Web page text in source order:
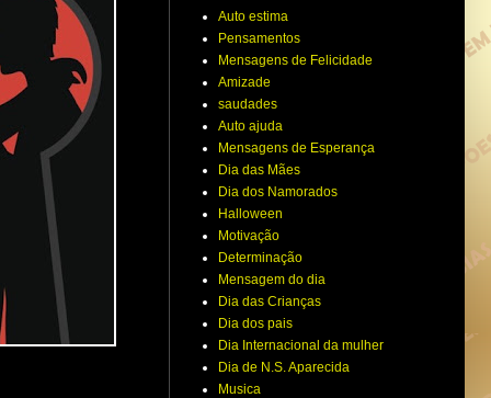
Auto estima
Pensamentos
Mensagens de Felicidade
Amizade
saudades
Auto ajuda
Mensagens de Esperança
Dia das Mães
Dia dos Namorados
Halloween
Motivação
Determinação
Mensagem do dia
Dia das Crianças
Dia dos pais
Dia Internacional da mulher
Dia de N.S. Aparecida
Musica